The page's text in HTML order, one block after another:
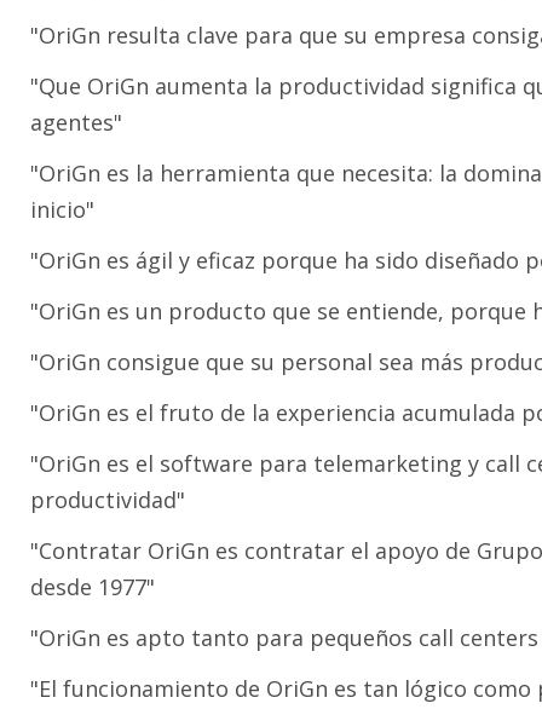
"OriGn resulta clave para que su empresa
"Que OriGn aumenta la productividad significa
agentes"
"OriGn es la herramienta que necesita: la
inicio"
"OriGn es ágil y eficaz porque ha sido
"OriGn es un producto que se entiende, porque
"OriGn consigue que su personal sea más
"OriGn es el fruto de la experiencia acumulada
"OriGn es el software para telemarketing y call
productividad"
"Contratar OriGn es contratar el apoyo de
desde 1977"
"OriGn es apto tanto para pequeños call
"El funcionamiento de OriGn es tan lógico